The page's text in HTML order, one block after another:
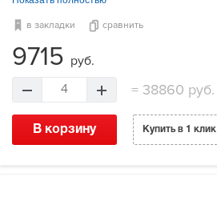
в закладки сравнить
9715 руб.
4 =38860 руб.
В корзину Купить в 1 клик